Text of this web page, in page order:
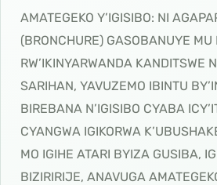
AMATEGEKO Y’IGISIBO: NI
(BRONCHURE) GASOBANUYE MU
RW’IKINYARWANDA KANDITSWE
SARIHAN, YAVUZEMO IBINTU
BIREBANA N’IGISIBO CYABA
CYANGWA IGIKORWA
MO IGIHE ATARI BYIZA GUSIBA,
BIZIRIRIJE, ANAVUGA